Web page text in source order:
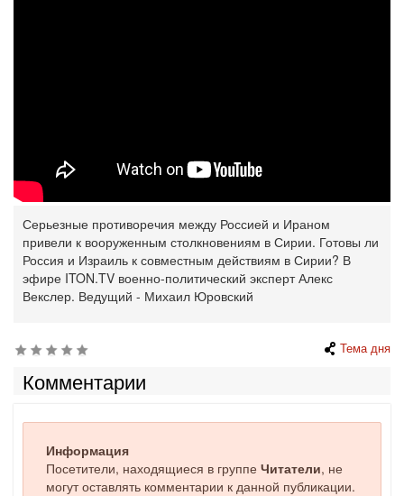
Серьезные противоречия между Россией и Ираном
привели к вооруженным столкновениям в Сирии. Готовы ли
Россия и Израиль к совместным действиям в Сирии? В
эфире ITON.TV военно-политический эксперт Алекс
Векслер. Ведущий - Михаил Юровский
Тема дня
Комментарии
Информация
Посетители, находящиеся в группе Читатели, не
могут оставлять комментарии к данной публикации.